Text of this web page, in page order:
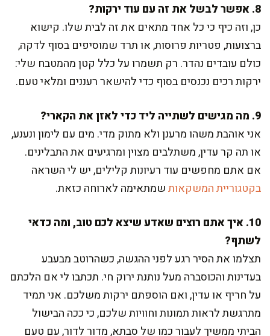
8. אפשר לבשל את זה עם עוד ירקות?
כן, וזה כיף כי כל אחד מתאים את זה לבית שלו. קישוא
ברצועות, פטריות פרוסות, או תרד שמוסיפים בסוף לדקה,
כולם עובדים נהדר. רק תשמרו על כלל קטן מהמטבח שלי:
ירקות רכים נכנסים בסוף כדי להישאר רעננים ומלאי טעם.
9. מה מגישים לשתייה ליד כדי לאזן את הקארי?
אני אוהבת משהו מרענן ולא מתוק מדי. מים עם לימון ונענע,
או תה קר עדין, משתלבים מצוין ומרגיעים את התבלינים.
אם אתם מחפשים עוד רעיונות קלילים, יש לי השראה
בקטגוריית המשקאותשמתאימה לארוחה כזאת.
10. איך אתם רוצים שאדע שיצא לכם טוב, ומה כדאי
לשתף?
תצלמו את הסיר רגע לפני ההגשה, כשהרוטב מבעבע
בעדינות והכוסברה מעל נותנת ירוק חי. תכתבו לי אם הלכתם
על חריף או עדין, ואם הוספתם ירקות משלכם. אני תמיד
מתרגשת לראות תמונות וחוויות שלכם, כי ככה הבישול
הביתי ממשיך לעבור כמו של סבתא, מדור לדור, עם טעם